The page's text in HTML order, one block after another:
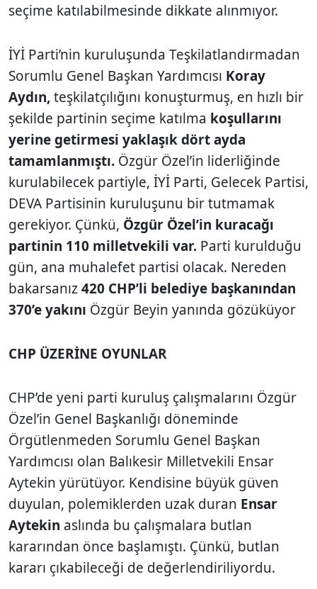
seçime katılabilmesinde dikkate alınmıyor.
İYİ Parti’nin kuruluşunda Teşkilatlandırmadan
Sorumlu Genel Başkan Yardımcısı Koray
Aydın,teşkilatçılığını konuşturmuş, en hızlı bir
şekilde partinin seçime katılma koşullarını
yerine getirmesi yaklaşık dört ayda
tamamlanmıştı. Özgür Özel’in liderliğinde
kurulabilecek partiyle, İYİ Parti, Gelecek Partisi,
DEVA Partisinin kuruluşunu bir tutmamak
gerekiyor. Çünkü, Özgür Özel’in kuracağı
partinin 110 milletvekili var. Parti kurulduğu
gün, ana muhalefet partisi olacak. Nereden
bakarsanız420 CHP’li belediye başkanından
370’e yakını Özgür Beyin yanında gözüküyor
CHP ÜZERİNE OYUNLAR
CHP’de yeni parti kuruluş çalışmalarını Özgür
Özel’in Genel Başkanlığı döneminde
Örgütlenmeden Sorumlu Genel Başkan
Yardımcısı olan Balıkesir Milletvekili Ensar
Aytekin yürütüyor. Kendisine büyük güven
duyulan, polemiklerden uzak duran Ensar
Aytekin aslında bu çalışmalara butlan
kararından önce başlamıştı. Çünkü, butlan
kararı çıkabileceği de değerlendiriliyordu.